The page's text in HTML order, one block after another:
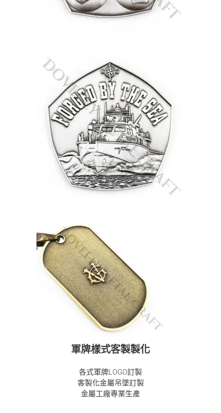
軍牌樣式客製製化
各式軍牌LOGO訂製
客製化金屬吊墜訂製
金屬工廠專業生產